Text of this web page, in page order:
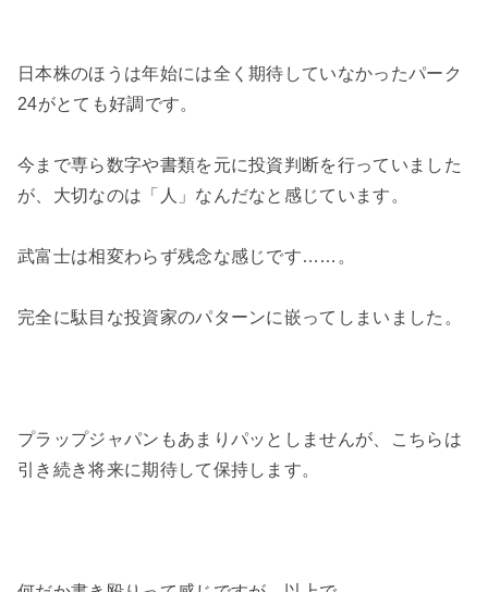
日本株のほうは年始には全く期待していなかったパーク
24がとても好調です。
今まで専ら数字や書類を元に投資判断を行っていました
が、大切なのは「人」なんだなと感じています。
武富士は相変わらず残念な感じです……。
完全に駄目な投資家のパターンに嵌ってしまいました。
プラップジャパンもあまりパッとしませんが、こちらは
引き続き将来に期待して保持します。